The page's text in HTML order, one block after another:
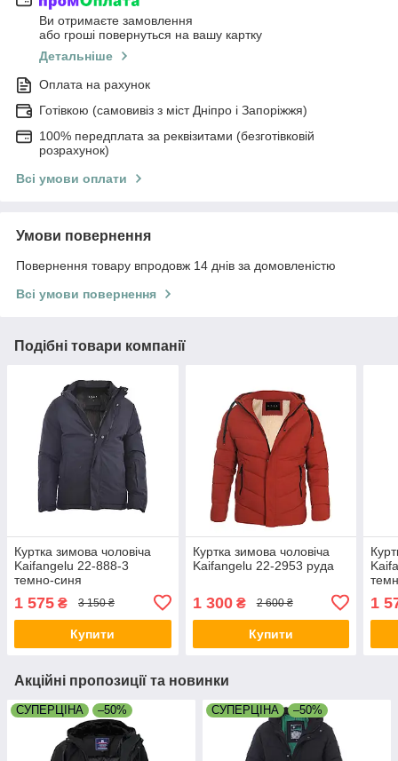
Ви отримаєте замовлення
або гроші повернуться на вашу картку
Детальніше
Оплата на рахунок
Готівкою (самовивіз з міст Дніпро і Запоріжжя)
100% передплата за реквізитами (безготівковій
розрахунок)
Всі умови оплати
Умови повернення
Повернення товару впродовж 14 днів за домовленістю
Всі умови повернення
Подібні товари компанії
Куртка зимова чоловіча
Kaifangelu 22-888-3
темно-синя
1 575 ₴ 3 150 ₴
Купити
Куртка зимова чоловіча
Kaifangelu 22-2953 руда
1 300₴ 2 600 ₴
Купити
1
Акційні пропозиції та новинки
СУПЕРЦІНА –50% СУПЕРЦІНА –50%